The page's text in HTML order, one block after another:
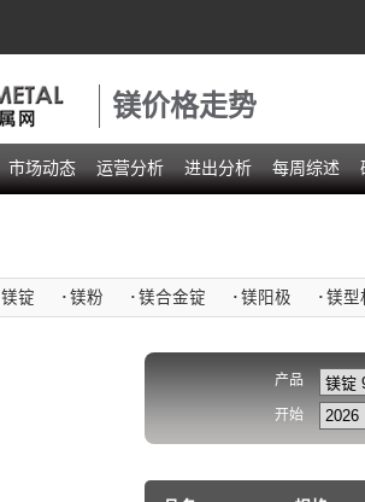
镁价格走势
市场动态 运营分析 进出分析 每周综述
镁锭 · 镁粉 · 镁合金锭 · 镁阳极 · 镁型
产品
开始